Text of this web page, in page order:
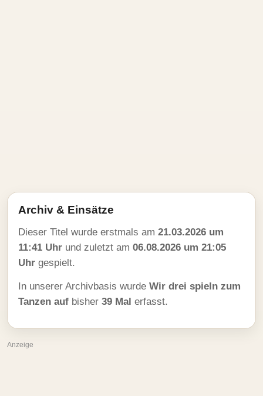
Archiv & Einsätze
Dieser Titel wurde erstmals am 21.03.2026 um
11:41 Uhr und zuletzt am 06.08.2026 um 21:05
Uhr gespielt.
In unserer Archivbasis wurde Wir drei spieln zum
Tanzen auf bisher 39 Mal erfasst.
Anzeige